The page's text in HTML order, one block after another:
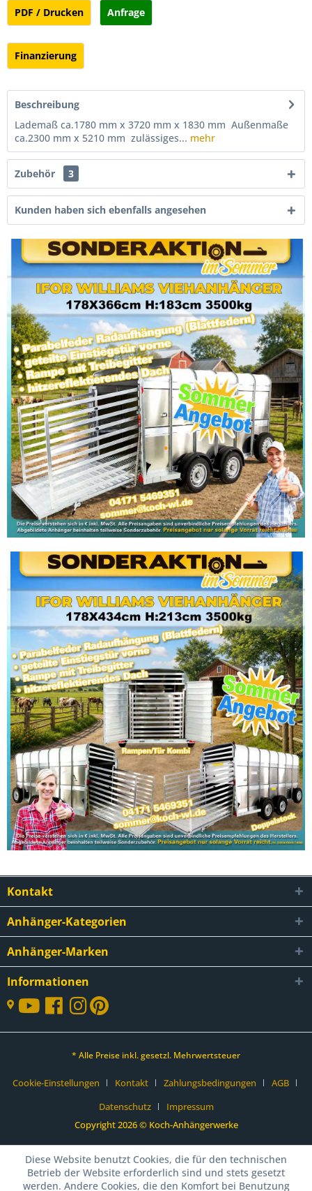
PDF / Drucken Anfrage
Finanzierung
Beschreibung
Lademaß ca.1780 mm x 3720 mm x 1830 mm Außenmaße
ca.2300 mm x 5210 mm zulässiges... mehr
Zubehör 3
Kunden haben sich ebenfalls angesehen
Kontakt
Anhänger-Kategorien
Anhänger-Marken
Informationen
* Alle Preise inkl. gesetzl. Mehrwertsteuer
Cookie-Einstellungen Kontakt Zahlungsbedingungen
AGB
Datenschutz
Impressum
Copyright 2026 © Koch-Anhängerwerke
Diese Website benutzt Cookies, die für den technischen
Betrieb der Website erforderlich sind und stets gesetzt
werden. Andere Cookies, die den Komfort bei Benutzung